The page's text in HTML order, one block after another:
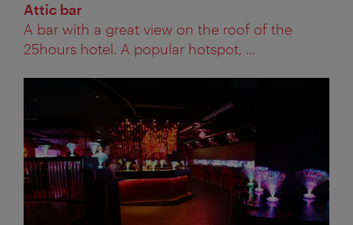
Attic bar
A bar with a great view on the roof of the
25hours hotel. A popular hotspot, ...